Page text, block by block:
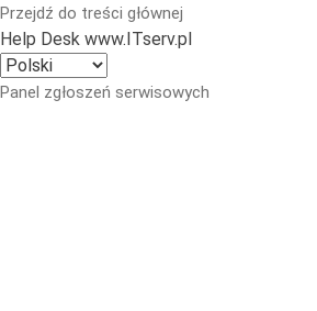
Przejdź do treści głównej
Help Desk www.ITserv.pl
Panel zgłoszeń serwisowych